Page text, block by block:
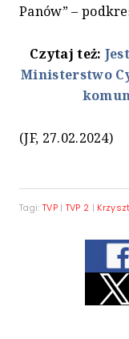
Panów” –
Czytaj też:
Ministerstwo
(JF, 27.02.2024)
Tagi: TVP| TVP 2 |